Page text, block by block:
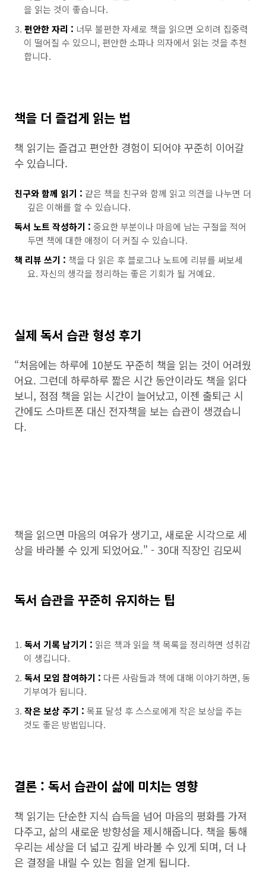
을 읽는 것이 좋습니다.
편안한 자리 : 너무 불편한 자세로 책을 읽으면 오히려 집중력
이 떨어질 수 있으니, 편안한 소파나 의자에서 읽는 것을 추천
합니다.
책을 더 즐겁게 읽는 법
책 읽기는 즐겁고 편안한 경험이 되어야 꾸준히 이어갈
수 있습니다.
친구와 함께 읽기 : 같은 책을 친구와 함께 읽고 의견을 나누면 더
깊은 이해를 할 수 있습니다.
독서 노트 작성하기 : 중요한 부분이나 마음에 남는 구절을 적어
두면 책에 대한 애정이 더 커질 수 있습니다.
책 리뷰 쓰기 : 책을 다 읽은 후 블로그나 노트에 리뷰를 써보세
요. 자신의 생각을 정리하는 좋은 기회가 될 거예요.
실제 독서 습관 형성 후기
“처음에는 하루에 10분도 꾸준히 책을 읽는 것이 어려웠
어요. 그런데 하루하루 짧은 시간 동안이라도 책을 읽다
보니, 점점 책을 읽는 시간이 늘어났고, 이젠 출퇴근 시
간에도 스마트폰 대신 전자책을 보는 습관이 생겼습니
다.
책을 읽으면 마음의 여유가 생기고, 새로운 시각으로 세
상을 바라볼 수 있게 되었어요." - 30대 직장인 김모씨
독서 습관을 꾸준히 유지하는 팁
독서 기록 남기기 : 읽은 책과 읽을 책 목록을 정리하면 성취감
이 생깁니다.
독서 모임 참여하기 : 다른 사람들과 책에 대해 이야기하면, 동
기부여가 됩니다.
작은 보상 주기 : 목표 달성 후 스스로에게 작은 보상을 주는
것도 좋은 방법입니다.
결론 : 독서 습관이 삶에 미치는 영향
책 읽기는 단순한 지식 습득을 넘어 마음의 평화를 가져
다주고, 삶의 새로운 방향성을 제시해줍니다. 책을 통해
우리는 세상을 더 넓고 깊게 바라볼 수 있게 되며, 더 나
은 결정을 내릴 수 있는 힘을 얻게 됩니다.